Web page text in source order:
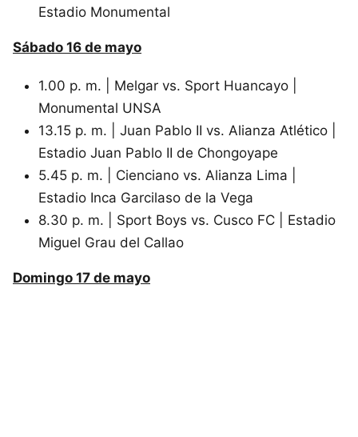
Estadio Monumental
Sábado 16 de mayo
1.00 p. m. | Melgar vs. Sport Huancayo |
Monumental UNSA
13.15 p. m. | Juan Pablo II vs. Alianza Atlético |
Estadio Juan Pablo II de Chongoyape
5.45 p. m. | Cienciano vs. Alianza Lima |
Estadio Inca Garcilaso de la Vega
8.30 p. m. | Sport Boys vs. Cusco FC | Estadio
Miguel Grau del Callao
Domingo 17 de mayo